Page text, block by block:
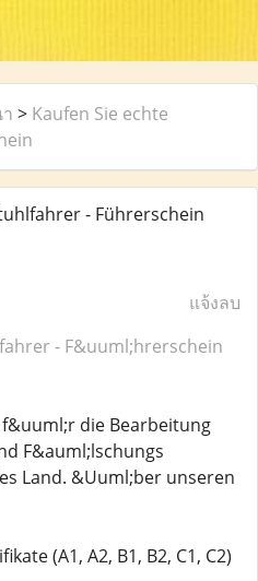
> Kaufen Sie echte
- Führerschein
แจ้งลบ
- F&uuml;hrerschein
die Bearbeitung
F&auml;lschungs
Land. &Uuml;ber unseren
(A1, A2, B1, B2, C1, C2)